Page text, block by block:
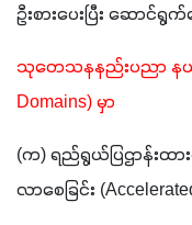
ဦးစားပေးပြီး ဆောင်ရွ
သုတေသနနည်းပညာ နယ်ပ
Domains) မှာ
(က) ရည်ရွယ်ပြဌာန်းထာ
လာစေခြင်း